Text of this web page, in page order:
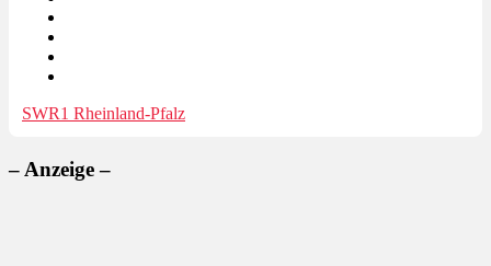
SWR1 Rheinland-Pfalz
– Anzeige –